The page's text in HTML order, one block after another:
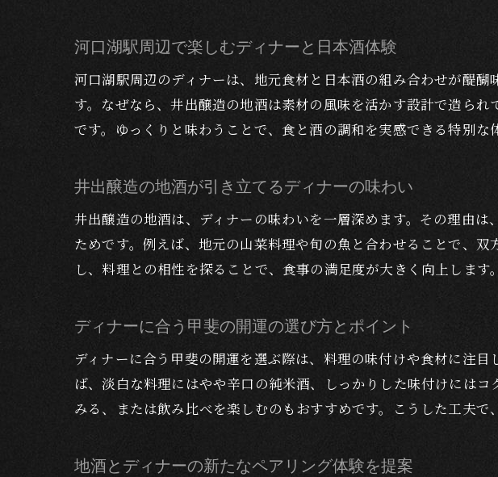
井出醸造の
ディナー
ディナーを
地酒の歴史
ディナーの
甲斐の開運
河口湖駅周辺で楽しむディナーと日本酒体験
河口湖駅周辺のディナーは、地元食材と日本酒の組み合わせが醍
す。なぜなら、井出醸造の地酒は素材の風味を活かす設計で造ら
です。ゆっくりと味わうことで、食と酒の調和を実感できる特別な
井出醸造の地酒が引き立てるディナーの味わい
井出醸造の地酒は、ディナーの味わいを一層深めます。その理由
ためです。例えば、地元の山菜料理や旬の魚と合わせることで、
し、料理との相性を探ることで、食事の満足度が大きく向上します。
ディナーに合う甲斐の開運の選び方とポイント
ディナーに合う甲斐の開運を選ぶ際は、料理の味付けや食材に注
ば、淡白な料理にはやや辛口の純米酒、しっかりした味付けには
みる、または飲み比べを楽しむのもおすすめです。こうした工夫で
地酒とディナーの新たなペアリング体験を提案